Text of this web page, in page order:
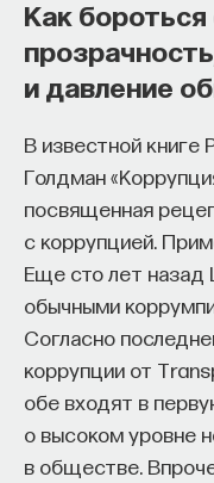
Как
и давление
В известной
Голдман
посвященная
с коррупцией.
Еще сто лет назад
обычными
Согласно
коррупции от
обе входят в
о высоком уровне
в обществе.